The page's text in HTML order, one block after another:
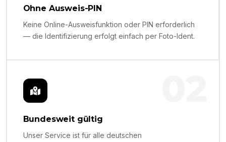
Ohne Ausweis-PIN
Keine Online-Ausweisfunktion oder PIN erforderlich
— die Identifizierung erfolgt einfach per Foto-Ident.
Bundesweit gültig
Unser Service ist für alle deutschen